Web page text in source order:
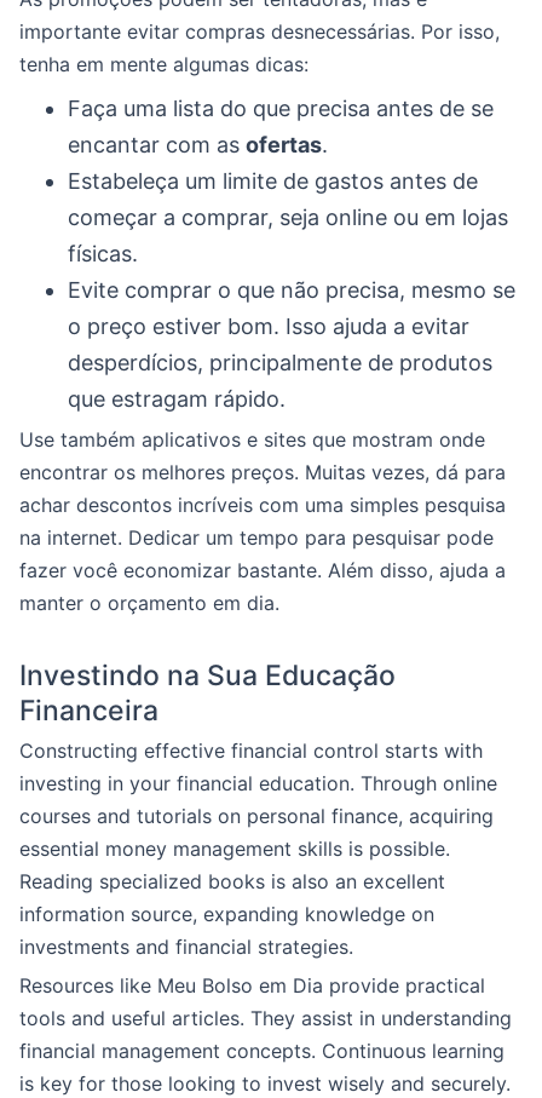
importante evitar compras desnecessárias. Por isso,
tenha em mente algumas dicas:
Faça uma lista do que precisa antes de se
encantar com as ofertas.
Estabeleça um limite de gastos antes de
começar a comprar, seja online ou em lojas
físicas.
Evite comprar o que não precisa, mesmo se
o preço estiver bom. Isso ajuda a evitar
desperdícios, principalmente de produtos
que estragam rápido.
Use também aplicativos e sites que mostram onde
encontrar os melhores preços. Muitas vezes, dá para
achar descontos incríveis com uma simples pesquisa
na internet. Dedicar um tempo para pesquisar pode
fazer você economizar bastante. Além disso, ajuda a
manter o orçamento em dia.
Investindo na Sua Educação
Financeira
Constructing effective financial control starts with
investing in your financial education. Through online
courses and tutorials on personal finance, acquiring
essential money management skills is possible.
Reading specialized books is also an excellent
information source, expanding knowledge on
investments and financial strategies.
Resources like Meu Bolso em Dia provide practical
tools and useful articles. They assist in understanding
financial management concepts. Continuous learning
is key for those looking to invest wisely and securely.